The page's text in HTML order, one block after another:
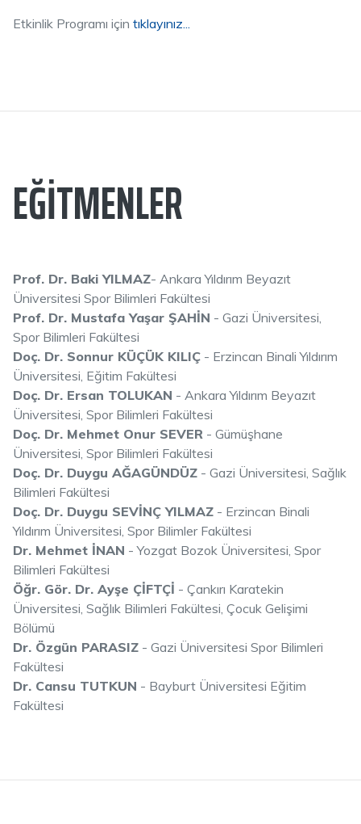
Etkinlik Programı için tıklayınız...
EĞITMENLER
Prof. Dr. Baki YILMAZ- Ankara Yıldırım Beyazıt
Üniversitesi Spor Bilimleri Fakültesi
Prof. Dr. Mustafa Yaşar ŞAHİN - Gazi Üniversitesi,
Spor Bilimleri Fakültesi
Doç. Dr. Sonnur KÜÇÜK KILIÇ - Erzincan Binali Yıldırım
Üniversitesi, Eğitim Fakültesi
Doç. Dr. Ersan TOLUKAN - Ankara Yıldırım Beyazıt
Üniversitesi, Spor Bilimleri Fakültesi
Doç. Dr. Mehmet Onur SEVER - Gümüşhane
Üniversitesi, Spor Bilimleri Fakültesi
Doç. Dr. Duygu AĞAGÜNDÜZ - Gazi Üniversitesi, Sağlık
Bilimleri Fakültesi
Doç. Dr. Duygu SEVİNÇ YILMAZ - Erzincan Binali
Yıldırım Üniversitesi, Spor Bilimler Fakültesi
Dr. Mehmet İNAN - Yozgat Bozok Üniversitesi, Spor
Bilimleri Fakültesi
Öğr. Gör. Dr. Ayşe ÇİFTÇİ - Çankırı Karatekin
Üniversitesi, Sağlık Bilimleri Fakültesi, Çocuk Gelişimi
Bölümü
Dr. Özgün PARASIZ - Gazi Üniversitesi Spor Bilimleri
Fakültesi
Dr. Cansu TUTKUN - Bayburt Üniversitesi Eğitim
Fakültesi